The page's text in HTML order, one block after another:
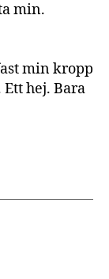
min.
min kropp
hej. Bara